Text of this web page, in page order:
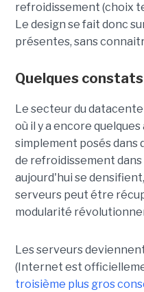
refroidissement (choix
Le design se fait donc
présentes, sans
Quelques constats
Le secteur du
où il y a encore
simplement posés dans
de refroidissement dans
aujourd'hui se
serveurs peut étre
modularité
Les serveurs
(Internet est
troisième plus gros